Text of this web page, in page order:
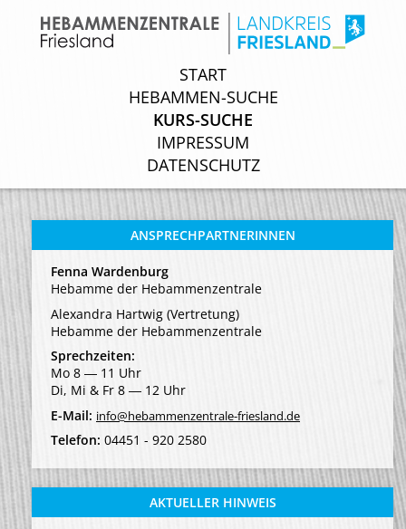
START
HEBAMMEN-SUCHE
KURS-SUCHE
IMPRESSUM
DATENSCHUTZ
START
HEBAMMEN-SUCHE
KURS-SUCHE
IMPRESSUM
DATENSCHUTZ
ANSPRECHPARTNERINNEN
Fenna Wardenburg
Hebamme der Hebammenzentrale
Alexandra Hartwig (Vertretung)
Hebamme der Hebammenzentrale
Sprechzeiten:
Mo 8 ― 11 Uhr
Di, Mi & Fr 8 ― 12 Uhr
E-Mail: info@hebammenzentrale-friesland.de
Telefon: 04451 - 920 2580
AKTUELLER HINWEIS